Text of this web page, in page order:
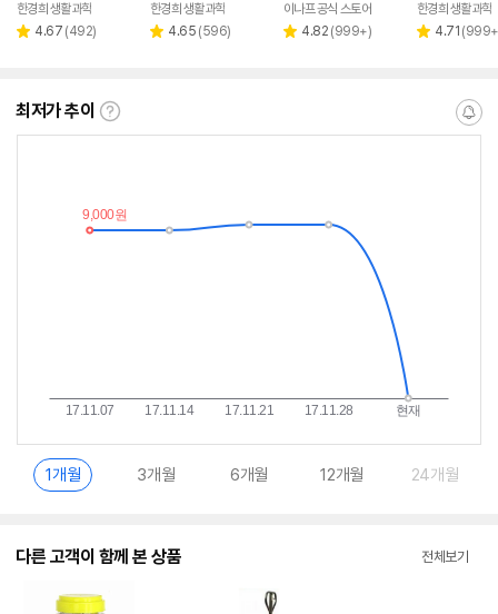
한경희 생활과학
별 4.67 리
(492)
한경희 생활과학
별 4.65 리
(596)
이나프 공식 스토어
별 4.82 리
(999+)
한경희 생활과학
별 4.71 리
(999+
최저가 추이
최
란?
알
1개월 3개월 6개월 12개월 24개월
다른 고객이 함께 본 상품 전체보기